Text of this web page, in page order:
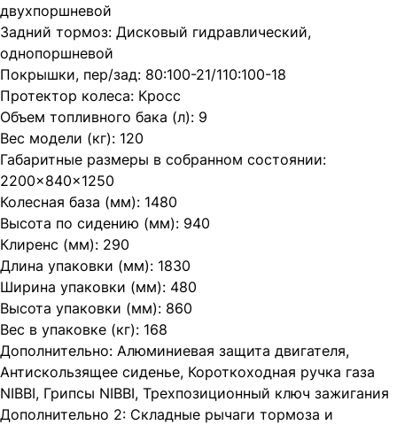
двухпоршневой
Задний тормоз: Дисковый гидравлический,
однопоршневой
Покрышки, пер/зад: 80:100-21/110:100-18
Протектор колеса: Кросс
Объем топливного бака (л): 9
Вес модели (кг): 120
Габаритные размеры в собранном состоянии:
2200×840×1250
Колесная база (мм): 1480
Высота по сидению (мм): 940
Клиренс (мм): 290
Длина упаковки (мм): 1830
Ширина упаковки (мм): 480
Высота упаковки (мм): 860
Вес в упаковке (кг): 168
Дополнительно: Алюминиeвая защита двигателя,
Антискользящее сиденье, Короткоходная ручка газа
NIBBI, Грипсы NIBBI, Трехпозиционный ключ зажигания
Дополнительно 2: Складные рычаги тормоза и